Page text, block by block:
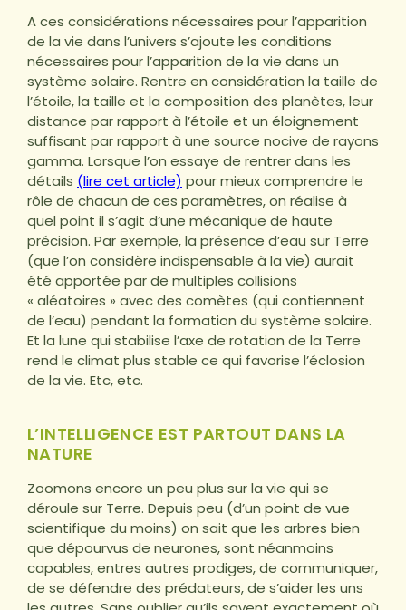
A ces considérations nécessaires pour l’apparition
de la vie dans l’univers s’ajoute les conditions
nécessaires pour l’apparition de la vie dans un
système solaire. Rentre en considération la taille de
l’étoile, la taille et la composition des planètes, leur
distance par rapport à l’étoile et un éloignement
suffisant par rapport à une source nocive de rayons
gamma. Lorsque l’on essaye de rentrer dans les
détails (lire cet article) pour mieux comprendre le
rôle de chacun de ces paramètres, on réalise à
quel point il s’agit d’une mécanique de haute
précision. Par exemple, la présence d’eau sur Terre
(que l’on considère indispensable à la vie) aurait
été apportée par de multiples collisions
« aléatoires » avec des comètes (qui contiennent
de l’eau) pendant la formation du système solaire.
Et la lune qui stabilise l’axe de rotation de la Terre
rend le climat plus stable ce qui favorise l’éclosion
de la vie. Etc, etc.
L’INTELLIGENCE EST PARTOUT DANS LA
NATURE
Zoomons encore un peu plus sur la vie qui se
déroule sur Terre. Depuis peu (d’un point de vue
scientifique du moins) on sait que les arbres bien
que dépourvus de neurones, sont néanmoins
capables, entres autres prodiges, de communiquer,
de se défendre des prédateurs, de s’aider les uns